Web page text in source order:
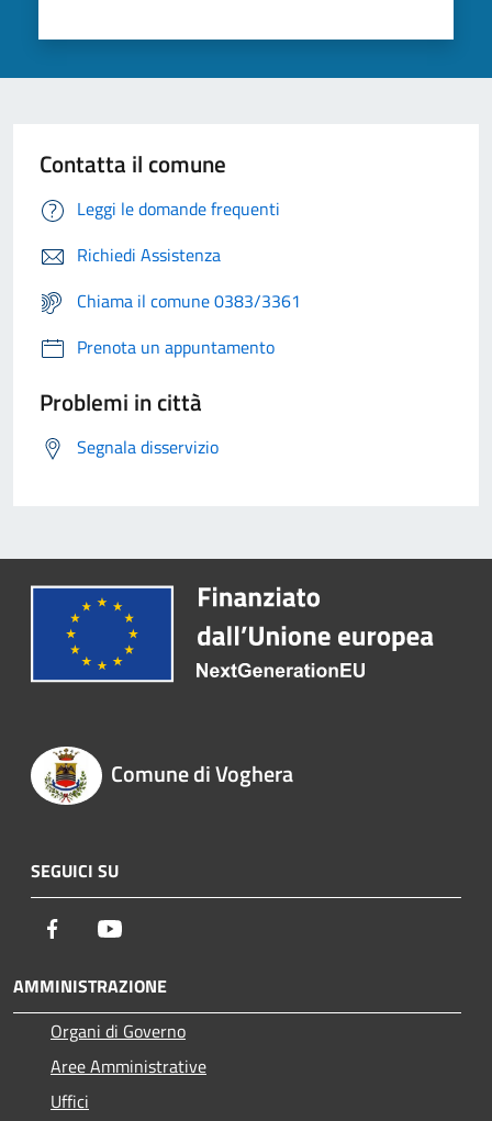
Contatta il comune
Leggi le domande frequenti
Richiedi Assistenza
Chiama il comune 0383/3361
Prenota un appuntamento
Problemi in città
Segnala disservizio
Comune di Voghera
SEGUICI SU
Facebook
AMMINISTRAZIONE
Organi di Governo
Aree Amministrative
Uffici